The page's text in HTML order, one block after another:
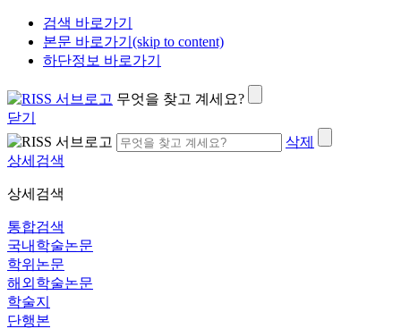
검색 바로가기
본문 바로가기(skip to content)
하단정보 바로가기
무엇을 찾고 계세요?
닫기
삭제
상세검색
상세검색
통합검색
국내학술논문
학위논문
해외학술논문
학술지
단행본